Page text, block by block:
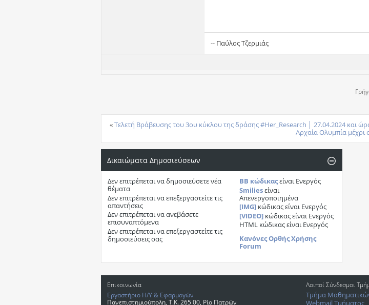
-- Παύλος Τζερμιάς
«Τελετή Βράβευσης του 3ου κύκλου της δράσης #Her_Research │ 27.04.2024 και
Αρχαία Ολυμπία μέχρι
Δικαιώματα Δημοσιεύσεων
Δεν επιτρέπεταινα δημοσιεύσετε νέα
θέματα
Δεν επιτρέπεταινα επεξεργαστείτε τις
απαντήσεις
Δεν επιτρέπεταινα ανεβάσετε
επισυναπτόμενα
Δεν επιτρέπεται να επεξεργαστείτε τις
δημοσιεύσεις σας
BB κώδικαςείναιΕνεργός
Smiliesείναι
Απενεργοποιημένα
[IMG]κώδικας είναιΕνεργός
[VIDEO]κώδικας είναι Ενεργός
HTML κώδικας είναιΕνεργός
Κανόνες Ορθής Χρήσης
Forum
Επικοινωνία
Εργαστήριο Η/Υ & Εφαρμογών
Πανεπιστημιούπολη, T.K. 265 00, Ρίο Πατρών
Λοιποί Σύνδεσμοι
Τμήμα
Webmail Τμήματος